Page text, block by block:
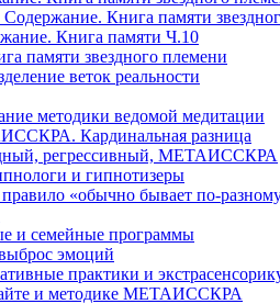
Книга памяти
Книга памяти Ч.10
памяти звездного племени
веток реальности
методики ведомой медитации
Кардинальная разница
регрессивный, МЕТАИССКРА
и гипнотизеры
«обычно бывает по-
и семейные программы
эмоций
практики и
и методике МЕТАИССКРА